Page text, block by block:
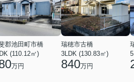
郡池田町市橋
(110.12㎡)
万円
瑞穂市古橋
3LDK (130.83㎡)
840万円